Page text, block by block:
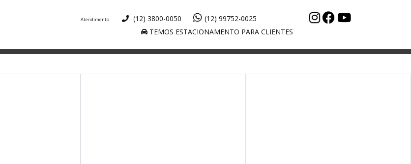
(12) 3800-0050
(12) 99752-0025
TEMOS ESTACIONAMENTO PARA CLIENTES